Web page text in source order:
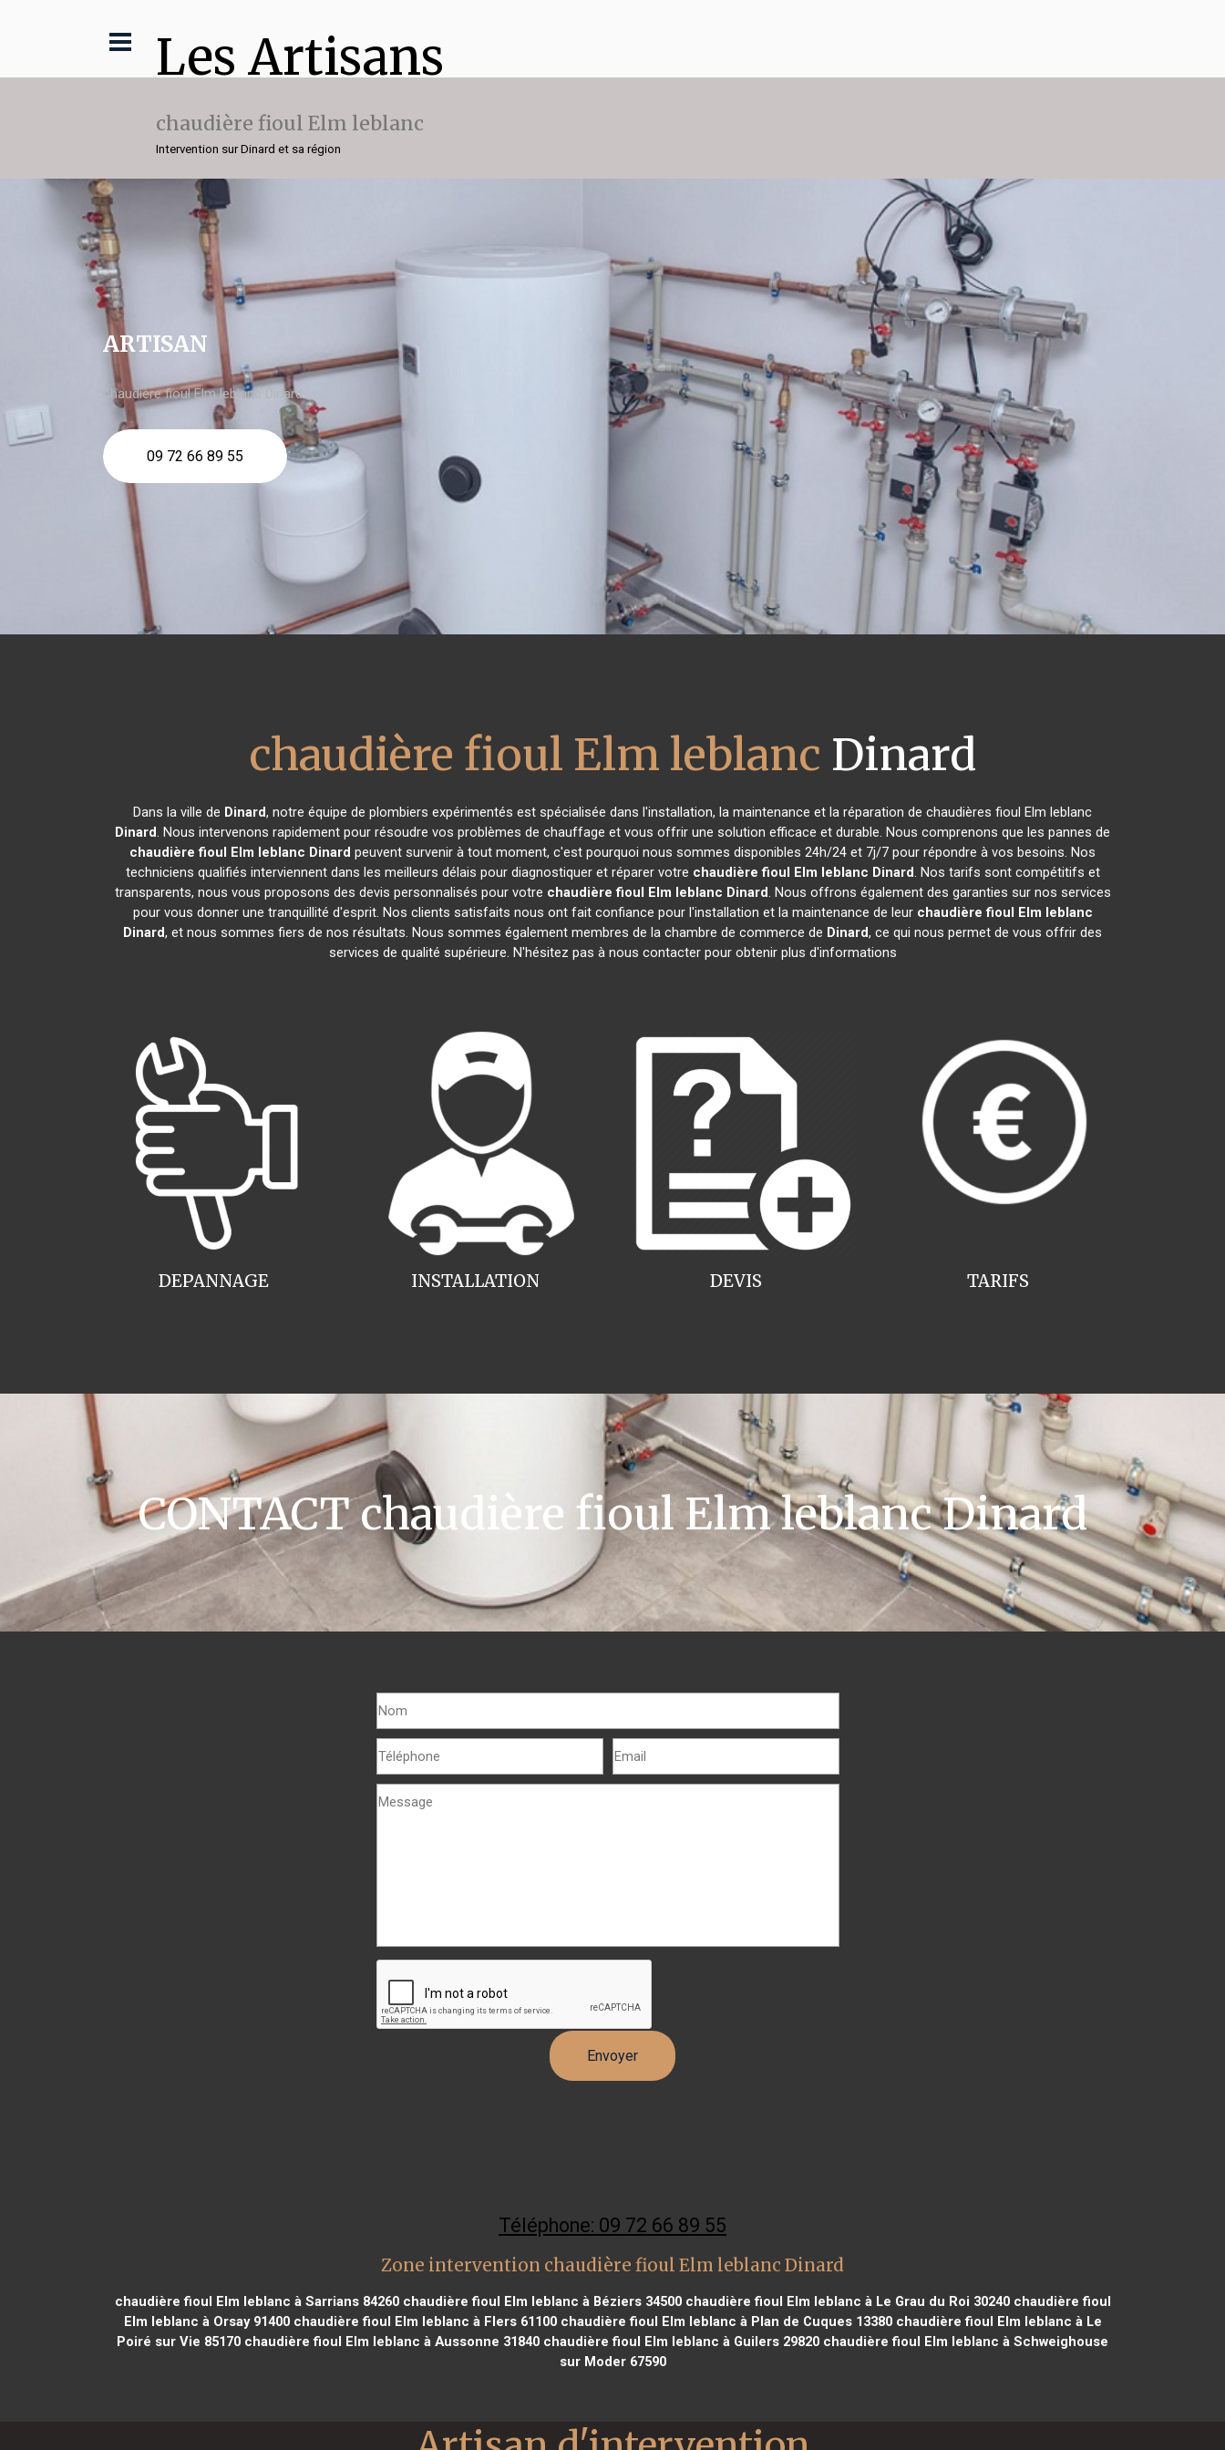
Les Artisans
chaudière fioul Elm leblanc
Intervention sur Dinard et sa région
ARTISAN
chaudière fioul Elm leblanc Dinard
09 72 66 89 55
chaudière fioul Elm leblanc Dinard
Dans la ville de Dinard, notre équipe de plombiers expérimentés est spécialisée dans l'installation, la maintenance et la réparation de chaudières fioul Elm leblanc
Dinard. Nous intervenons rapidement pour résoudre vos problèmes de chauffage et vous offrir une solution efficace et durable. Nous comprenons que les pannes de
chaudière fioul Elm leblanc Dinard peuvent survenir à tout moment, c'est pourquoi nous sommes disponibles 24h/24 et 7j/7 pour répondre à vos besoins. Nos
techniciens qualifiés interviennent dans les meilleurs délais pour diagnostiquer et réparer votre chaudière fioul Elm leblanc Dinard. Nos tarifs sont compétitifs et
transparents, nous vous proposons des devis personnalisés pour votre chaudière fioul Elm leblanc Dinard. Nous offrons également des garanties sur nos services
pour vous donner une tranquillité d'esprit. Nos clients satisfaits nous ont fait confiance pour l'installation et la maintenance de leur chaudière fioul Elm leblanc
Dinard, et nous sommes fiers de nos résultats. Nous sommes également membres de la chambre de commerce de Dinard, ce qui nous permet de vous offrir des
services de qualité supérieure. N'hésitez pas à nous contacter pour obtenir plus d'informations
INSTALLATION
DEPANNAGE TARIFS
DEVIS
CONTACT chaudière fioul Elm leblanc Dinard
Téléphone: 09 72 66 89 55
Zone intervention chaudière fioul Elm leblanc Dinard
chaudière fioul Elm leblanc à Sarrians 84260chaudière fioul Elm leblanc à Béziers 34500chaudière fioul Elm leblanc à Le Grau du Roi 30240chaudière fioul
Elm leblanc à Orsay 91400chaudière fioul Elm leblanc à Flers 61100chaudière fioul Elm leblanc à Plan de Cuques 13380chaudière fioul Elm leblanc à Le
Poiré sur Vie 85170 chaudière fioul Elm leblanc à Aussonne 31840 chaudière fioul Elm leblanc à Guilers 29820 chaudière fioul Elm leblanc à Schweighouse
sur Moder 67590